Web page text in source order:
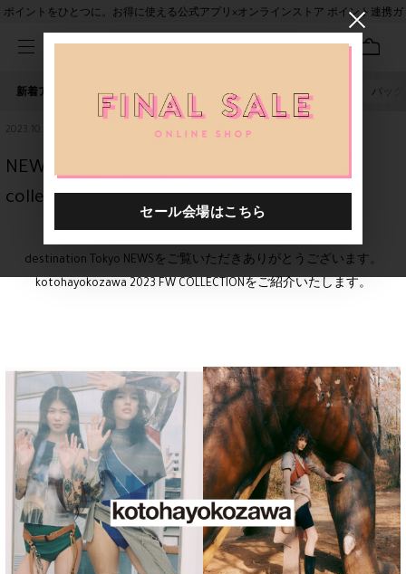
ポイントをひとつに。お得に使える公式アプリ×オンラインストア ポイント連携ガ
新着アイテム 人気ワード セール 40th限定 バッグ
2023.10.19
NEW ARRIVAL / kotohayokozawa 2023FW
collection
destination Tokyo NEWSをご覧いただきありがとうございます。
kotohayokozawa 2023 FW COLLECTIONをご紹介いたします。